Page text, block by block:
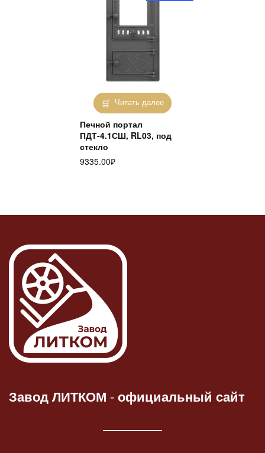
Читать далее
Печной портал
ПДТ-4.1СШ, RL03, под
стекло
9335.00₽
Завод ЛИТКОМ -официальный сайт